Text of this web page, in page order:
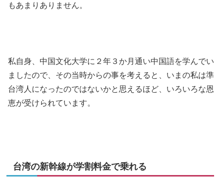
もあまりありません。
私自身、中国文化大学に２年３か月通い中国語を学んでい
ましたので、その当時からの事を考えると、いまの私は準
台湾人になったのではないかと思えるほど、いろいろな恩
恵が受けられています。
台湾の新幹線が学割料金で乗れる